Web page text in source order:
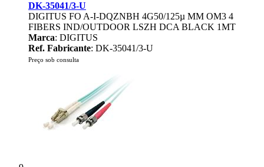
DK-35041/3-U
DIGITUS FO A-I-DQZNBH 4G50/125µ MM OM3 4
FIBERS IND/OUTDOOR LSZH DCA BLACK 1MT
Marca: DIGITUS
Ref. Fabricante: DK-35041/3-U
Preço sob consulta